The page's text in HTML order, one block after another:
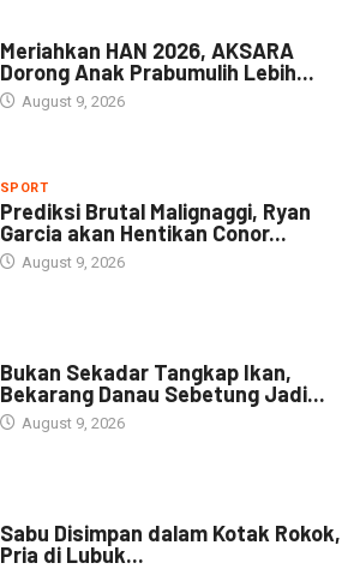
Meriahkan HAN 2026, AKSARA
Dorong Anak Prabumulih Lebih...
August 9, 2026
SPORT
Prediksi Brutal Malignaggi, Ryan
Garcia akan Hentikan Conor...
August 9, 2026
Bukan Sekadar Tangkap Ikan,
Bekarang Danau Sebetung Jadi...
August 9, 2026
Sabu Disimpan dalam Kotak Rokok,
Pria di Lubuk...